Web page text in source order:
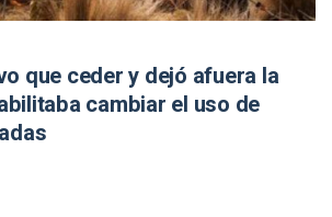
que ceder y dejó afuera la
cambiar el uso de